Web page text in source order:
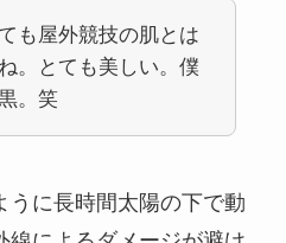
も屋外競技の肌とは
。とても美しい。僕
。笑
うに長時間太陽の下で動